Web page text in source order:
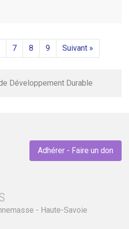
7 8 9 Suivant »
Développement Durable
Adhérer - Faire un don
- Haute-Savoie